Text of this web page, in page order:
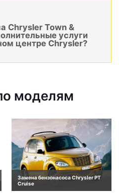
Chrysler Town &
услуги
центре Chrysler?
моделям
Замена бензонасоса Chrysler PT
Cruise